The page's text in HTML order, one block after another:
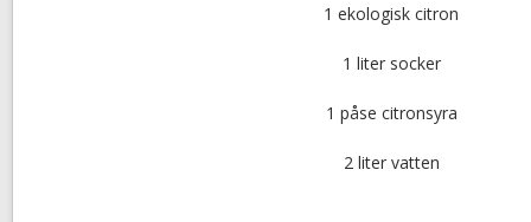
1 ekologisk citron
1 liter socker
1 påse citronsyra
2 liter vatten